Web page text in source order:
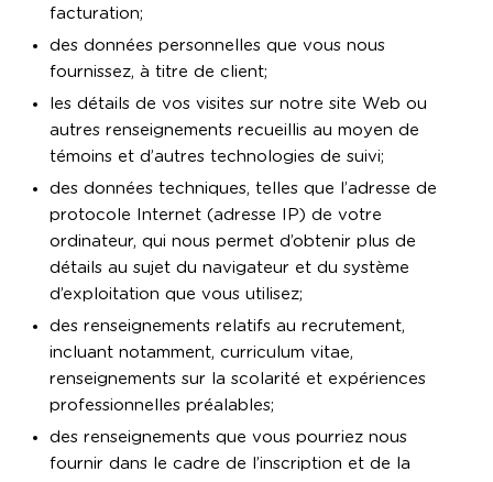
facturation;
des données personnelles que vous nous
fournissez, à titre de client;
les détails de vos visites sur notre site Web ou
autres renseignements recueillis au moyen de
témoins et d’autres technologies de suivi;
des données techniques, telles que l’adresse de
protocole Internet (adresse IP) de votre
ordinateur, qui nous permet d’obtenir plus de
détails au sujet du navigateur et du système
d’exploitation que vous utilisez;
des renseignements relatifs au recrutement,
incluant notamment, curriculum vitae,
renseignements sur la scolarité et expériences
professionnelles préalables;
des renseignements que vous pourriez nous
fournir dans le cadre de l’inscription et de la